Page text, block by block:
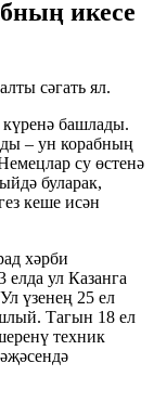
икесе
сәгать ял.
башлады.
– ун корабның
су өстенә
буларак,
кеше исән
хәрби
ул Казанга
үзенең 25 ел
Тагын 18 ел
техник